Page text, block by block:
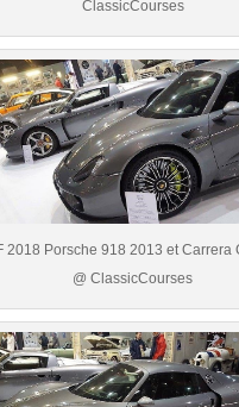
ClassicCourses
2018 Porsche 918 2013 et Carrera
@ ClassicCourses